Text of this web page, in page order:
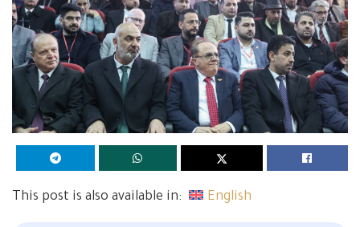
This post is also available in: English